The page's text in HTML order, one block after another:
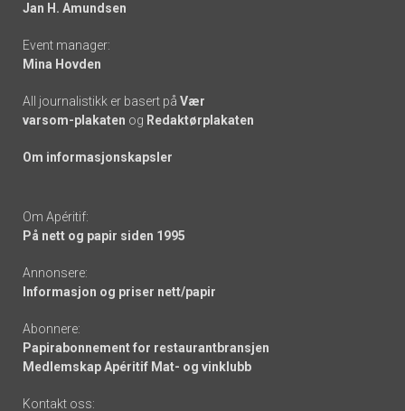
Jan H. Amundsen
Event manager:
Mina Hovden
All journalistikk er basert på Vær
varsom-plakaten og Redaktørplakaten
Om informasjonskapsler
Om Apéritif:
På nett og papir siden 1995
Annonsere:
Informasjon og priser nett/papir
Abonnere:
Papirabonnement for restaurantbransjen
Medlemskap Apéritif Mat- og vinklubb
Kontakt oss: